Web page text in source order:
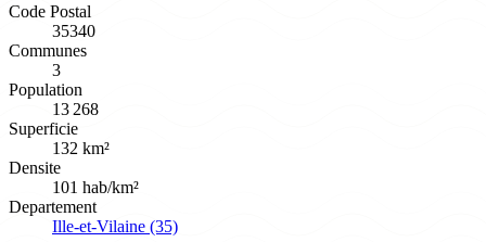
Code Postal
35340
Communes
3
Population
13 268
Superficie
132 km²
Densite
101 hab/km²
Departement
Ille-et-Vilaine (35)